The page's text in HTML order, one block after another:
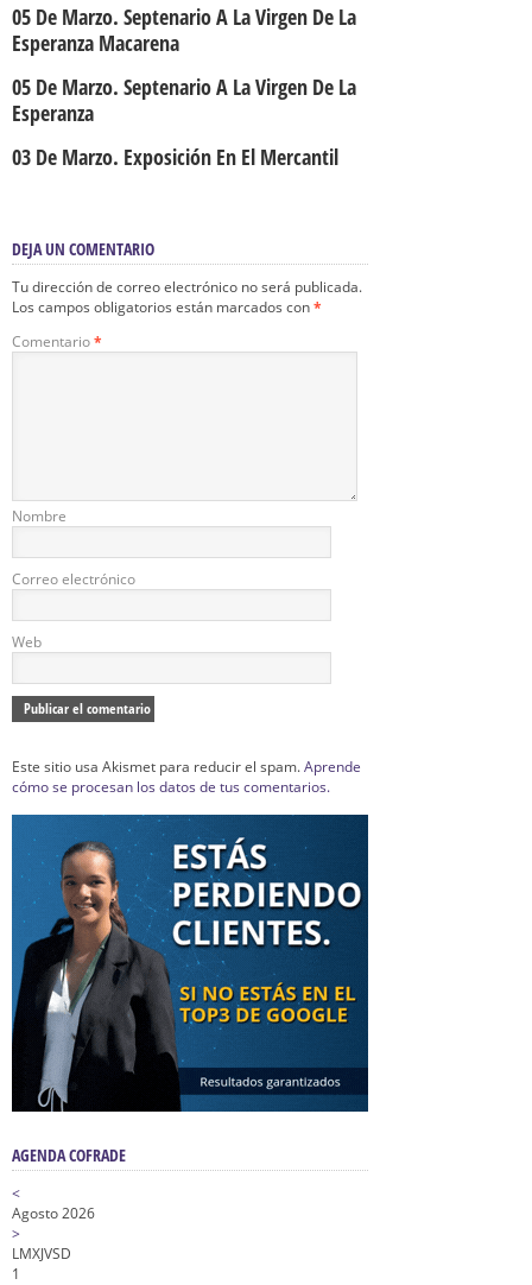
05 De Marzo. Septenario A La Virgen De La
Esperanza Macarena
05 De Marzo. Septenario A La Virgen De La
Esperanza
03 De Marzo. Exposición En El Mercantil
DEJA UN COMENTARIO
Tu dirección de correo electrónico no será publicada.
Los campos obligatorios están marcados con*
Comentario*
Nombre
Correo electrónico
Web
Este sitio usa Akismet para reducir el spam.Aprende
cómo se procesan los datos de tus comentarios.
AGENDA COFRADE
<
Agosto 2026
>
LMXJVSD
1